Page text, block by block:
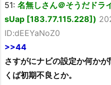
51: 名無しさん＠そうだドラ
sUap [183.77.115.228])
ID:dEEYaNoZ0
>>44
さすがにナビの設定か何か
くば初期不良とか。